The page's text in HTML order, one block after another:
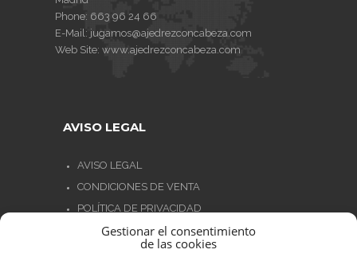
Gestionar el consentimiento
de las cookies
Phone: 663 96 24 66
E-Mail: jugamos@ajedrezconcabeza.com
Web Site: www.ajedrezconcabeza.com
AVISO LEGAL
AVISO LEGAL
CONDICIONES DE VENTA
POLÍTICA DE PRIVACIDAD
POLÍTICA DE COOKIES
NORMATIVA AJEDREZ CON CABEZA